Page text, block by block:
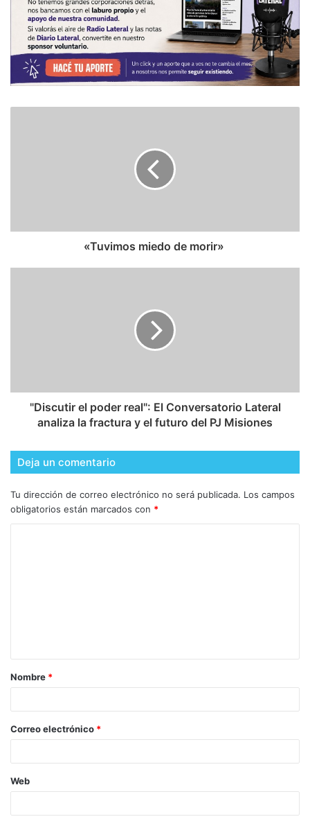
​«Tuvimos miedo de morir»
"Discutir el poder real": El Conversatorio Lateral
analiza la fractura y el futuro del PJ Misiones
Deja un comentario
Tu dirección de correo electrónico no será publicada. Los campos
obligatorios están marcados con *
Nombre *
Correo electrónico *
Web